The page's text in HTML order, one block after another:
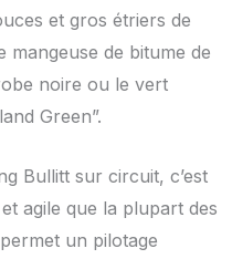
et gros étriers de
de bitume de
noire ou le vert
Green”.
Bullitt sur circuit, c’est
agile que la plupart des
un pilotage